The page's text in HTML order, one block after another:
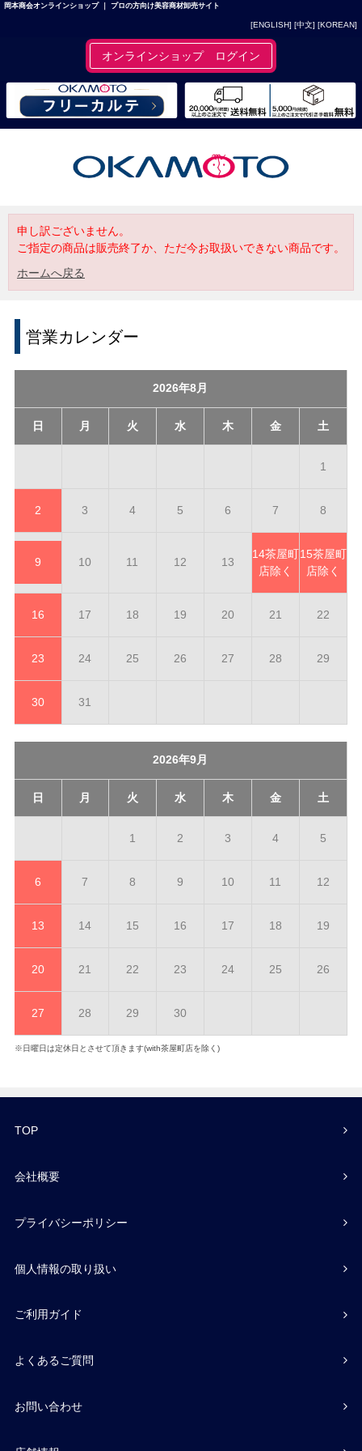
岡本商会オンラインショップ ｜ プロの方向け美容商材卸売サイト
[ENGLISH] [中文] [KOREAN]
オンラインショップ ログイン
申し訳ございません。
ご指定の商品は販売終了か、ただ今お取扱いできない商品です。
ホームへ戻る
営業カレンダー
2026年8月
日 月 火 水 木 金 土
1
2 3 4 5 6 7 8
9 10 11 12 13
14茶屋町
店除く
15茶屋町
店除く
16 17 18 19 20 21 22
23 24 25 26 27 28 29
30 31
2026年9月
日 月 火 水 木 金 土
1 2 3 4 5
6 7 8 9 10 11 12
13 14 15 16 17 18 19
20 21 22 23 24 25 26
27 28 29 30
※日曜日は定休日とさせて頂きます(with茶屋町店を除く)
TOP
会社概要
プライバシーポリシー
個人情報の取り扱い
ご利用ガイド
よくあるご質問
お問い合わせ